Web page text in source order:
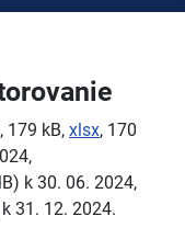
179 kB, xlsx, 170
k 30. 06. 2024,
31. 12. 2024.